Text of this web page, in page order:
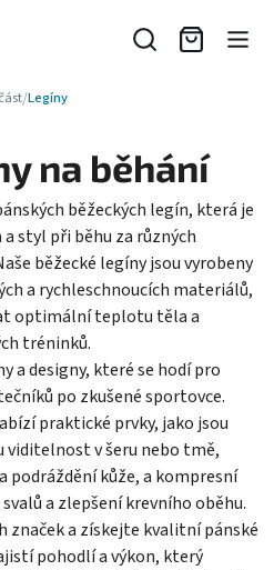
/Legíny
na běhání
běžeckých legín, která je
styl při běhu za různých
běžecké legíny jsou vyrobeny
a rychleschnoucích materiálů,
optimální teplotu těla a
tréninků.
a designy, které se hodí pro
po zkušené sportovce.
praktické prvky, jako jsou
viditelnost v šeru nebo tmě,
podráždění kůže, a kompresní
a zlepšení krevního oběhu.
značek a získejte kvalitní pánské
pohodlí a výkon, který